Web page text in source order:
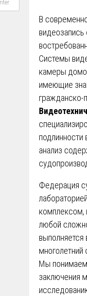
В
видеозапись
Системы
камеры
имеющие
гражданско-
анализ
Федерация
комплексом,
любой
многолетний
Мы
заключения